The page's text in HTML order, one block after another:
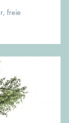
freie